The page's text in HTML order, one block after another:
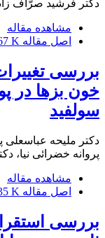
دکتر فرشید صرّاف
مشاهده مقاله
اصل مقاله K
بررسی
خون بزها در
سولفید
دکتر ملیحه عباسعلی
پروانه خضرائی نیا،
مشاهده مقاله
اصل مقاله K
بررسی